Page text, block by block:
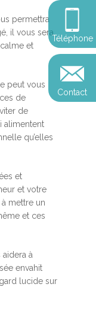
permettra
il vous sera
et
peut vous
de
de
alimentent
qu’elles
et
et votre
mettre un
et ces
à
envahit
lucide sur
Téléphone
Contact
Devenir praticien en
pleine conscience
Révelez votre
impact
votre
impact
Reconversion et
découvrir
Presse et médias